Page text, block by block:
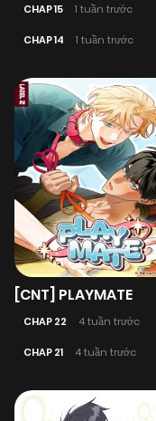
CHAP 15 1 tuần trước
CHAP 14 1 tuần trước
[CNT] PLAYMATE
CHAP 22 4 tuần trước
CHAP 21 4 tuần trước